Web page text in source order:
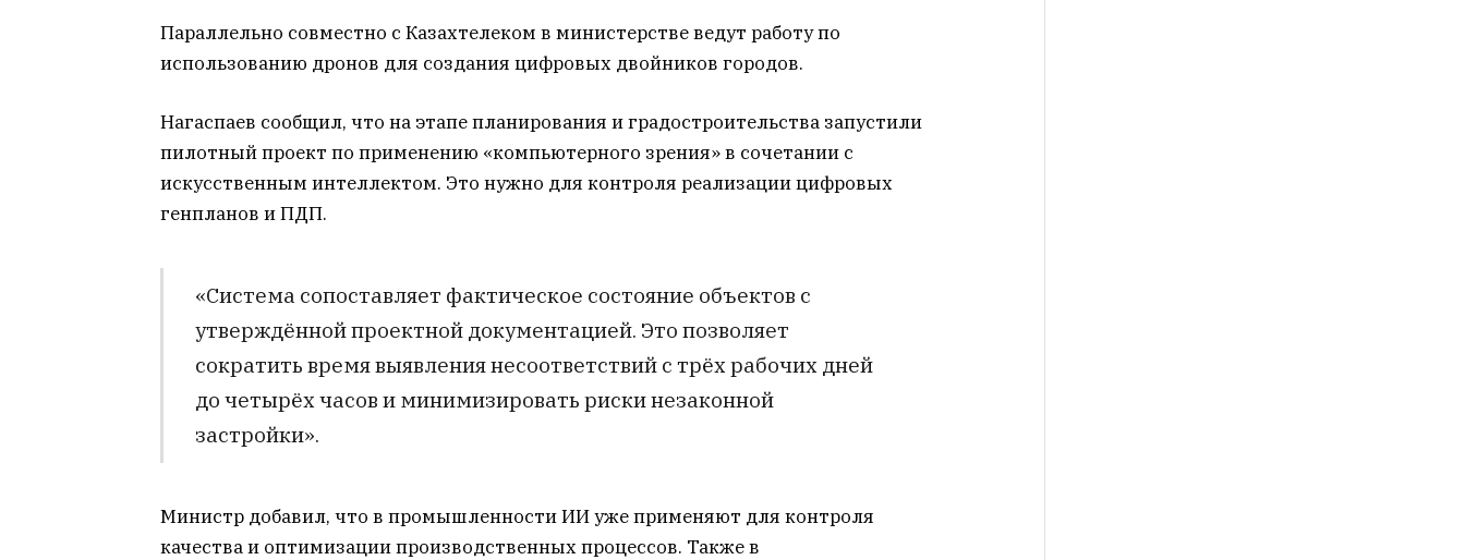
Параллельно совместно с Казахтелеком в министерстве ведут работу по
использованию дронов для создания цифровых двойников городов.
Нагаспаев сообщил, что на этапе планирования и градостроительства запустили
пилотный проект по применению «компьютерного зрения» в сочетании с
искусственным интеллектом. Это нужно для контроля реализации цифровых
генпланов и ПДП.
«Система сопоставляет фактическое состояние объектов с
утверждённой проектной документацией. Это позволяет
сократить время выявления несоответствий с трёх рабочих дней
до четырёх часов и минимизировать риски незаконной
застройки».
Министр добавил, что в промышленности ИИ уже применяют для контроля
качества и оптимизации производственных процессов. Также в